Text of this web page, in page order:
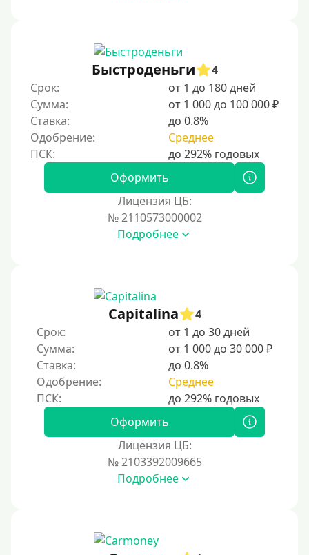
Для иностранных граждан Узбекистана
Для граждан СНГ
Сумма (рублей)
100 руб
300 руб
2500 руб
3000 руб
4000 руб
5000 руб
7000 руб
Быстроденьги
4
Срок:
от 1 до 180 дней
Сумма:
от 1 000 до 100 000 ₽
Ставка:
до 0.8%
Одобрение:
Среднее
Оформить
Лицензия ЦБ:
№ 2110573000002
Подробнее
Capitalina
4
Срок:
от 1 до 30 дней
Сумма:
от 1 000 до 30 000 ₽
Ставка:
до 0.8%
Одобрение:
Среднее
Оформить
Лицензия ЦБ:
№ 2103392009665
Подробнее